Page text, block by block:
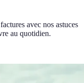
avec nos astuces
au quotidien.